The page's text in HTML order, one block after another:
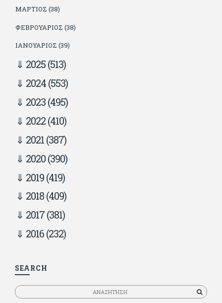
ΜΆΡΤΙΟΣ (38)
ΦΕΒΡΟΥΆΡΙΟΣ (38)
ΙΑΝΟΥΆΡΙΟΣ (39)
2025(513)
2024(553)
2023(495)
2022(410)
2021(387)
2020(390)
2019(419)
2018(409)
2017(381)
2016(232)
SEARCH
Αναζητηση